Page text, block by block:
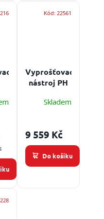
Vyprošťovací
nástroj PH
915 mm
Skladem
9 559 Kč
Do košíku
Kód: 22561